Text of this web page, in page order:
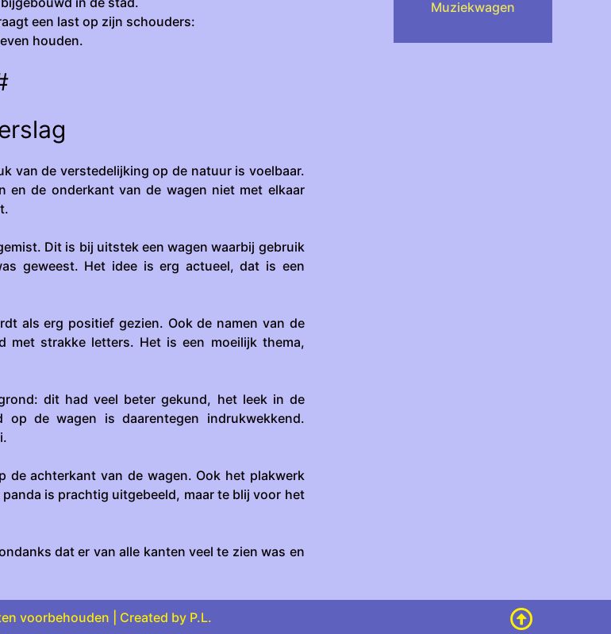
een last op zijn schouders:
houden.
van de verstedelijking op de natuur is voelbaar.
en de onderkant van de wagen niet met elkaar
Dit is bij uitstek een wagen waarbij gebruik
geweest. Het idee is erg actueel, dat is een
als erg positief gezien. Ook de namen van de
met strakke letters. Het is een moeilijk thema,
dit had veel beter gekund, het leek in de
de wagen is daarentegen indrukwekkend.
achterkant van de wagen. Ook het plakwerk
is prachtig uitgebeeld, maar te blij voor het
dat er van alle kanten veel te zien was en
Muziekwagen
voorbehouden | Created by P.L.